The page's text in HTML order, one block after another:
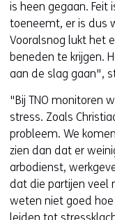
is heen gegaan. Feit
toeneemt, er is dus
Vooralsnog lukt het
beneden te krijgen.
aan de slag gaan",
"Bij TNO monitoren
stress. Zoals
probleem. We
zien dan dat er
arbodienst,
dat die partijen veel
weten niet goed hoe